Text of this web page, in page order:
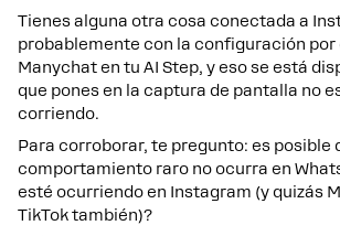
Tienes alguna otra cosa conectada a
probablemente con la configuración por
Manychat en tu AI Step, y eso se está
que pones en la captura de pantalla no
corriendo.
Para corroborar, te pregunto: es posible
comportamiento raro no ocurra en
esté ocurriendo en Instagram (y quizás
TikTok también)?